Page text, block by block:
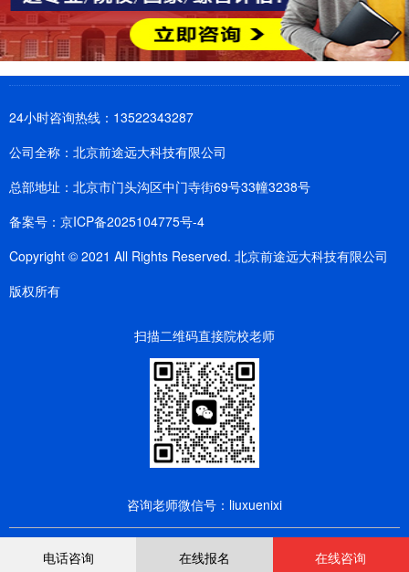
24小时咨询热线：13522343287
公司全称：北京前途远大科技有限公司
总部地址：北京市门头沟区中门寺街69号33幢3238号
备案号： 京ICP备2025104775号-4
Copyright © 2021 All Rights Reserved. 北京前途远大科技有限公司
版权所有
扫描二维码直接院校老师
咨询老师微信号：liuxuenixi
电话咨询 在线报名 在线咨询